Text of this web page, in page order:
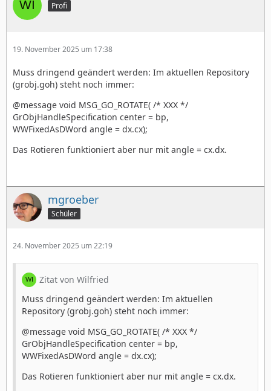
Profi
19. November 2025 um 17:38
Muss dringend geändert werden: Im aktuellen Repository
(grobj.goh) steht noch immer:
@message void MSG_GO_ROTATE( /* XXX */
GrObjHandleSpecification center = bp,
WWFixedAsDWord angle = dx.cx);
Das Rotieren funktioniert aber nur mit angle = cx.dx.
mgroeber
Schüler
24. November 2025 um 22:19
Zitat von Wilfried
Muss dringend geändert werden: Im aktuellen
Repository (grobj.goh) steht noch immer:
@message void MSG_GO_ROTATE( /* XXX */
GrObjHandleSpecification center = bp,
WWFixedAsDWord angle = dx.cx);
Das Rotieren funktioniert aber nur mit angle = cx.dx.